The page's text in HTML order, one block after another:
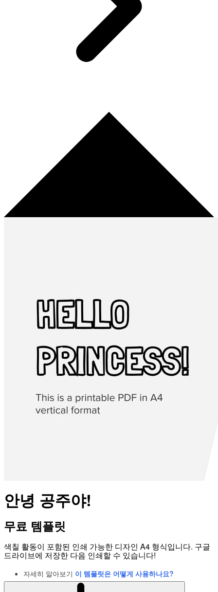
안녕 공주야!
무료 템플릿
색칠 활동이 포함된 인쇄 가능한 디자인 A4 형식입니다. 구글
드라이브에 저장한 다음 인쇄할 수 있습니다!
자세히 알아보기 이 템플릿은 어떻게 사용하나요?